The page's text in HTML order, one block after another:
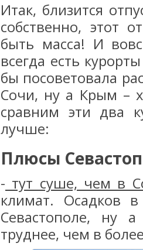
Итак, близится
собственно, этот
быть масса! И
всегда есть
бы посоветовала
Сочи, ну а Крым –
сравним эти два
лучше:
Плюсы
- тут суше, чем в
климат. Осадков
Севастополе, ну
труднее, чем в